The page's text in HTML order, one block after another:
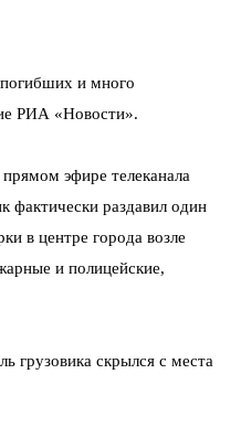
и много
РИА «Новости».
эфире телеканала
фактически раздавил один
в центре города возле
и полицейские,
грузовика скрылся с места